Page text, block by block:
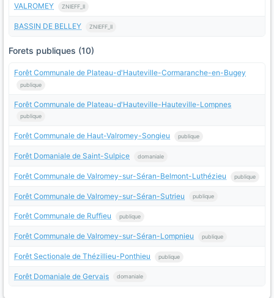
VALROMEY ZNIEFF_II
BASSIN DE BELLEY ZNIEFF_II
Forets publiques (10)
Forêt Communale de Plateau-d'Hauteville-Cormaranche-en-Bugey
publique
Forêt Communale de Plateau-d'Hauteville-Hauteville-Lompnes
publique
Forêt Communale de Haut-Valromey-Songieu publique
Forêt Domaniale de Saint-Sulpice domaniale
Forêt Communale de Valromey-sur-Séran-Belmont-Luthézieu publique
Forêt Communale de Valromey-sur-Séran-Sutrieu publique
Forêt Communale de Ruffieu publique
Forêt Communale de Valromey-sur-Séran-Lompnieu publique
Forêt Sectionale de Thézillieu-Ponthieu publique
Forêt Domaniale de Gervais domaniale